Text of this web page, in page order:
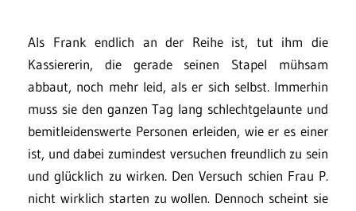
Als Frank endlich an der Reihe ist, tut ihm die
Kassiererin, die gerade seinen Stapel mühsam
abbaut, noch mehr leid, als er sich selbst. Immerhin
muss sie den ganzen Tag lang schlechtgelaunte und
bemitleidenswerte Personen erleiden, wie er es einer
ist, und dabei zumindest versuchen freundlich zu sein
und glücklich zu wirken. Den Versuch schien Frau P.
nicht wirklich starten zu wollen. Dennoch scheint sie